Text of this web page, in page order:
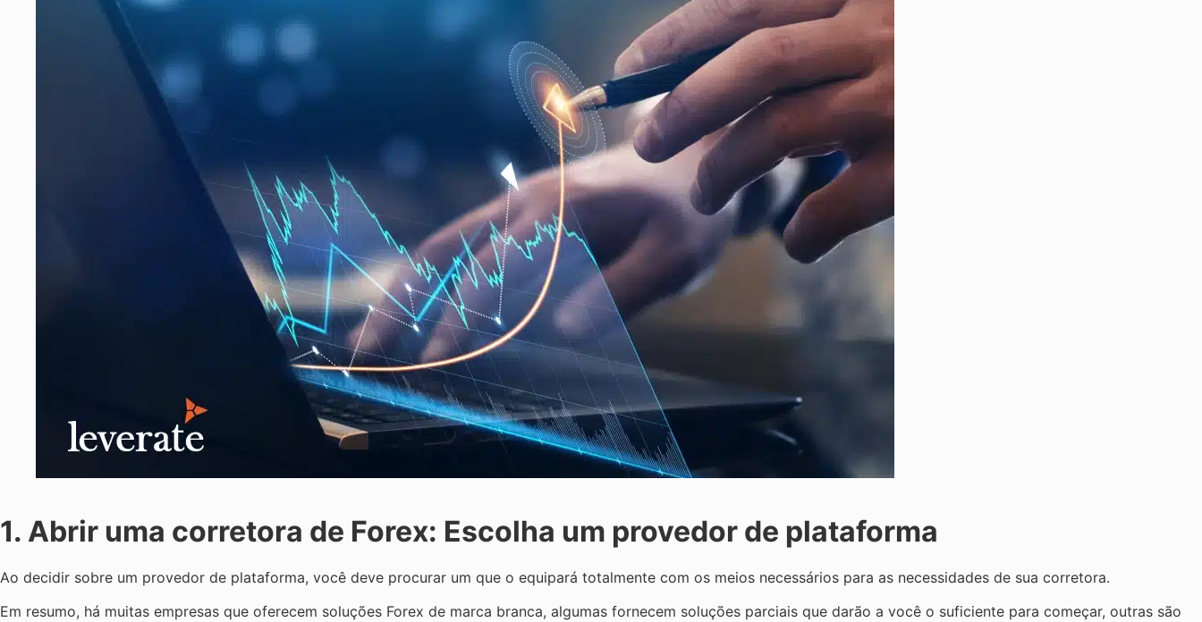
1. Abrir uma corretora de Forex: Escolha um provedor de plataforma
Ao decidir sobre um provedor de plataforma, você deve procurar um que o equipará totalmente com os meios necessários para as necessidades de sua corretora.
Em resumo, há muitas empresas que oferecem soluções Forex de marca branca, algumas fornecem soluções parciais que darão a você o suficiente para começar, outras são